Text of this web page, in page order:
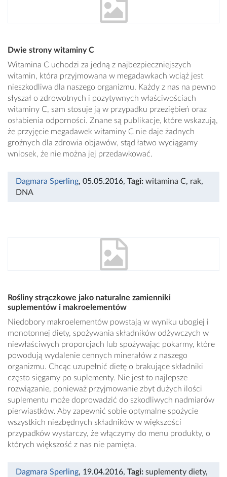
Dwie strony witaminy C
Witamina C uchodzi za jedną z najbezpieczniejszych
witamin, która przyjmowana w megadawkach wciąż jest
nieszkodliwa dla naszego organizmu. Każdy z nas na pewno
słyszał o zdrowotnych i pozytywnych właściwościach
witaminy C, sam stosuje ją w przypadku przeziębień oraz
osłabienia odporności. Znane są publikacje, które wskazują,
że przyjęcie megadawek witaminy C nie daje żadnych
groźnych dla zdrowia objawów, stąd łatwo wyciągamy
wniosek, że nie można jej przedawkować.
Dagmara Sperling, 05.05.2016, Tagi: witamina C, rak,
DNA
Rośliny strączkowe jako naturalne zamienniki
suplementów i makroelementów
Niedobory makroelementów powstają w wyniku ubogiej i
monotonnej diety, spożywania składników odżywczych w
niewłaściwych proporcjach lub spożywając pokarmy, które
powodują wydalenie cennych minerałów z naszego
organizmu. Chcąc uzupełnić dietę o brakujące składniki
często sięgamy po suplementy. Nie jest to najlepsze
rozwiązanie, ponieważ przyjmowanie zbyt dużych ilości
suplementu może doprowadzić do szkodliwych nadmiarów
pierwiastków. Aby zapewnić sobie optymalne spożycie
wszystkich niezbędnych składników w większości
przypadków wystarczy, że włączymy do menu produkty, o
których większość z nas nie pamięta.
Dagmara Sperling, 19.04.2016, Tagi: suplementy diety,